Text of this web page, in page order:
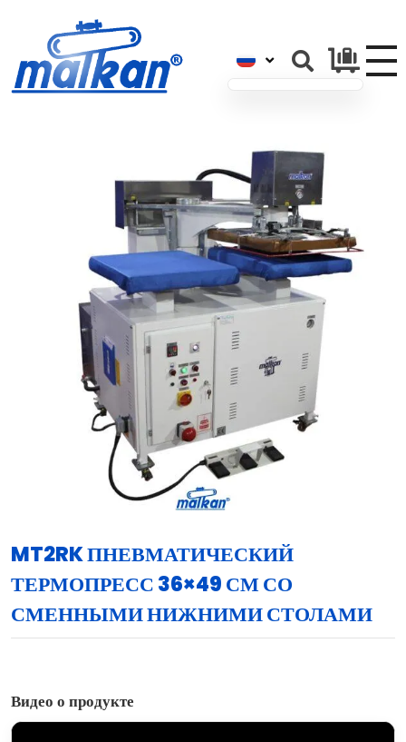
MT2RK ПНЕВМАТИЧЕСКИЙ
ТЕРМОПРЕСС 36×49 СМ СО
СМЕННЫМИ НИЖНИМИ СТОЛАМИ
Видео о продукте